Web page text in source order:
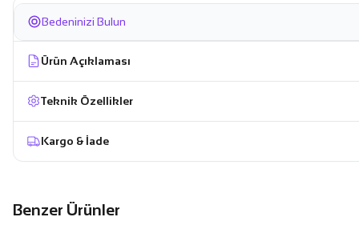
Bedeninizi Bulun
Ürün Açıklaması
Teknik Özellikler
Kargo & İade
Benzer Ürünler